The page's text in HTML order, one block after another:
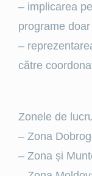
– implicarea
programe
–
către
Zonele de
– Zona
– Zona și